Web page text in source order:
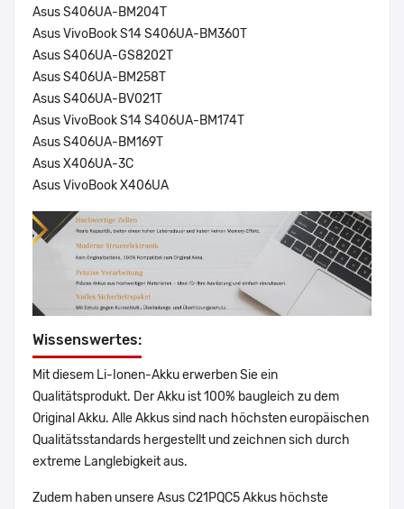
Asus S406UA-BM204T
Asus VivoBook S14 S406UA-BM360T
Asus S406UA-GS8202T
Asus S406UA-BM258T
Asus S406UA-BV021T
Asus VivoBook S14 S406UA-BM174T
Asus S406UA-BM169T
Asus X406UA-3C
Asus VivoBook X406UA
Wissenswertes:
Mit diesem Li-Ionen-Akku erwerben Sie ein
Qualitätsprodukt. Der Akku ist 100% baugleich zu dem
Original Akku. Alle Akkus sind nach höchsten europäischen
Qualitätsstandards hergestellt und zeichnen sich durch
extreme Langlebigkeit aus.
Zudem haben unsere Asus C21PQC5 Akkus höchste